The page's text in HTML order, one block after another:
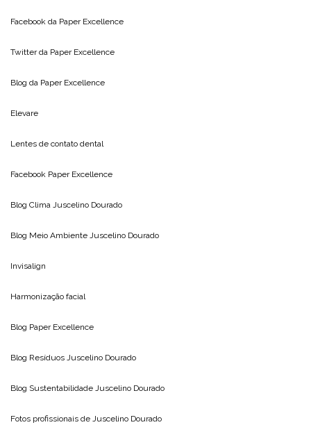
Facebook da Paper Excellence
Twitter da Paper Excellence
Blog da Paper Excellence
Elevare
Lentes de contato dental
Facebook Paper Excellence
Blog Clima Juscelino Dourado
Blog Meio Ambiente Juscelino Dourado
Invisalign
Harmonização facial
Blog Paper Excellence
Blog Resíduos Juscelino Dourado
Blog Sustentabilidade Juscelino Dourado
Fotos profissionais de Juscelino Dourado